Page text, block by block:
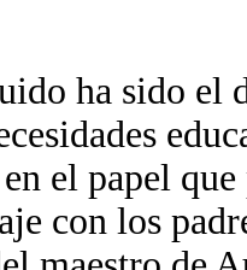
ha sido el
el papel
con los